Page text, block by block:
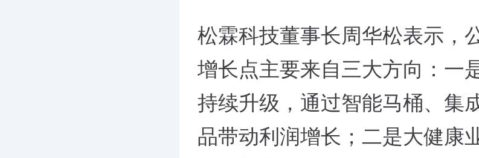
松霖科技董事长周华松表示，
增长点主要来自三大方向：一
持续升级，通过智能马桶、集
品带动利润增长；二是大健康